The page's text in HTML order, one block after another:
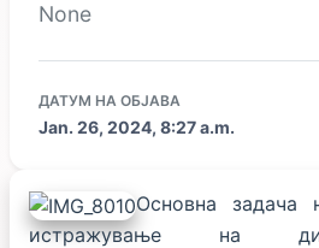
None
ДАТУМ НА ОБЈАВА
Jan. 26, 2024, 8:27 a.m.
Основна задача
истражување на